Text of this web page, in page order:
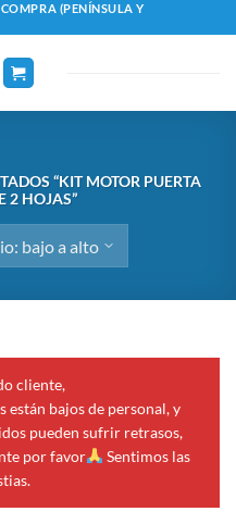
(PENÍNSULA Y
“KIT MOTOR PUERTA
2 HOJAS”
cliente,
están bajos de personal, y
pueden sufrir retrasos,
por favor
Sentimos las